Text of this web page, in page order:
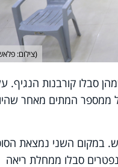
(צילום: פלאש
סבלו קורבנות הנגיף.
מספר מחלות הרקע גדול ממספר המתים מאחר שהיו
של מחלות הרקע השכיחות ניצב לחץ דם, ממנה סבלו 151 איש. במקום השני
אצל 95 מהנפטרים, ולאחריהן: מחלות לב שמהן סבלו 91 חולים, 29 נפטרים סבלו ממחלת ריאה